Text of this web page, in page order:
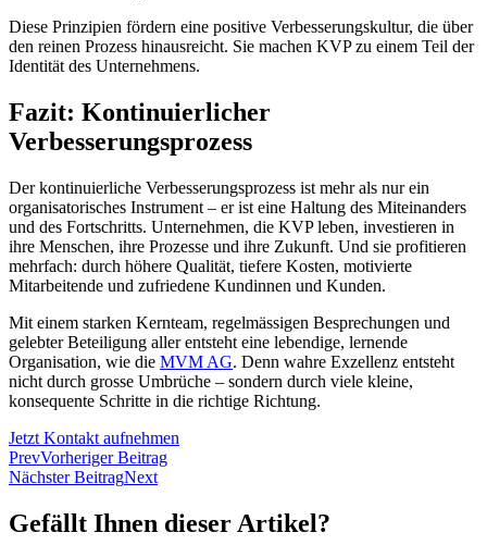
Diese Prinzipien fördern eine positive Verbesserungskultur, die über
den reinen Prozess hinausreicht. Sie machen KVP zu einem Teil der
Identität des Unternehmens.
Fazit: Kontinuierlicher
Verbesserungsprozess
Der kontinuierliche Verbesserungsprozess ist mehr als nur ein
organisatorisches Instrument – er ist eine Haltung des Miteinanders
und des Fortschritts. Unternehmen, die KVP leben, investieren in
ihre Menschen, ihre Prozesse und ihre Zukunft. Und sie profitieren
mehrfach: durch höhere Qualität, tiefere Kosten, motivierte
Mitarbeitende und zufriedene Kundinnen und Kunden.
Mit einem starken Kernteam, regelmässigen Besprechungen und
gelebter Beteiligung aller entsteht eine lebendige, lernende
Organisation, wie die MVM AG. Denn wahre Exzellenz entsteht
nicht durch grosse Umbrüche – sondern durch viele kleine,
konsequente Schritte in die richtige Richtung.
Jetzt Kontakt aufnehmen
PrevVorheriger Beitrag
Nächster BeitragNext
Gefällt Ihnen dieser Artikel?